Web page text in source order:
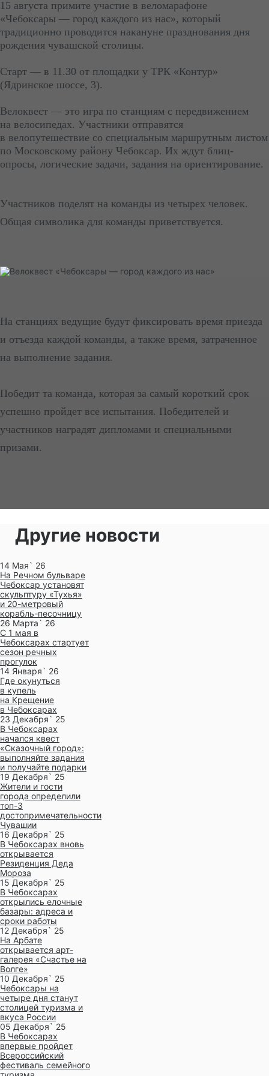
15 августа примите участие в веломарафоне
«Чебоксары — город каждого из нас», который
традиционно проводится накануне празднования дня
рождения чувашской столицы.
Старт — в 11.30 от площадки у ТРК «Контур»
(Ядринское шоссе, 3).
Велоквест — это игра по станциям с передвижением
на велосипедах. Участники отправятся
в велопутешествие со специальным маршрутным листом
по Московскому району Чебоксар. Их ждут блиц-
опросы, логические задачи, задания на ориентирование.
Участников поделят на команды из четырех человек.
Общая символика для команды приветствуется.
На станциях ведущие будут фиксировать время приезда
и отъезда каждой команды, а также время, затраченное
на выполнение задания.
Победит та команда, которая за самый короткий срок
успешно пройдет все испытания. Победителей и
участников наградят дипломами и специальными
призами.
Другие новости
14 Мая` 26
На Речном бульваре
Чебоксар установят
скульптуру «Тухья»
и 20-метровый
корабль-песочницу
26 Марта` 26
С 1 мая в
Чебоксарах стартует
сезон речных
прогулок
14 Января` 26
Где окунуться
в купель
на Крещение
в Чебоксарах
23 Декабря` 25
В Чебоксарах
начался квест
«Сказочный город»:
выполняйте задания
и получайте подарки
19 Декабря` 25
Жители и гости
города определили
топ-3
достопримечательности
Чувашии
16 Декабря` 25
В Чебоксарах вновь
открывается
Резиденция Деда
Мороза
15 Декабря` 25
В Чебоксарах
открылись елочные
базары: адреса и
сроки работы
12 Декабря` 25
На Арбате
открывается арт-
галерея «Счастье на
Волге»
10 Декабря` 25
Чебоксары на
четыре дня станут
столицей туризма и
вкуса России
05 Декабря` 25
В Чебоксарах
впервые пройдет
Всероссийский
фестиваль семейного